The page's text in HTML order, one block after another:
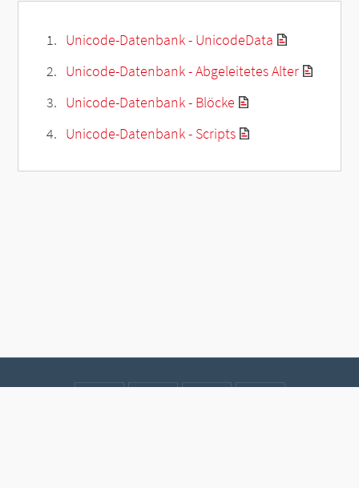
Unicode-Datenbank - UnicodeData
Unicode-Datenbank - Abgeleitetes Alter
Unicode-Datenbank - Blöcke
Unicode-Datenbank - Scripts